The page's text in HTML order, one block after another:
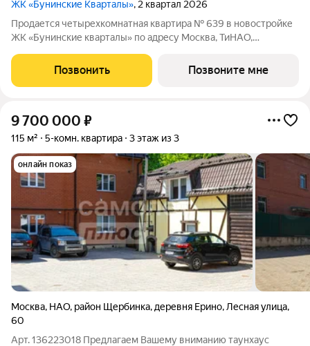
ЖК «Бунинские Кварталы», 2 квартал 2026
Продается четырехкомнатная квартира № 639 в новостройке
ЖК «Бунинские кварталы» по адресу Москва, ТиНАО,
Бунинские Кварталы, 9.2, район Коммунарка, Новомосковский
административный округ, Москва. Общая
Позвонить Позвоните мне
9 700 000 ₽
115 м² 5-комн. квартира 3 этаж из 3
онлайн показ
Москва, НАО, район Щербинка, деревня Ерино, Лесная улица,
60
Арт. 136223018 Предлагаем Вашему вниманию таунхаус